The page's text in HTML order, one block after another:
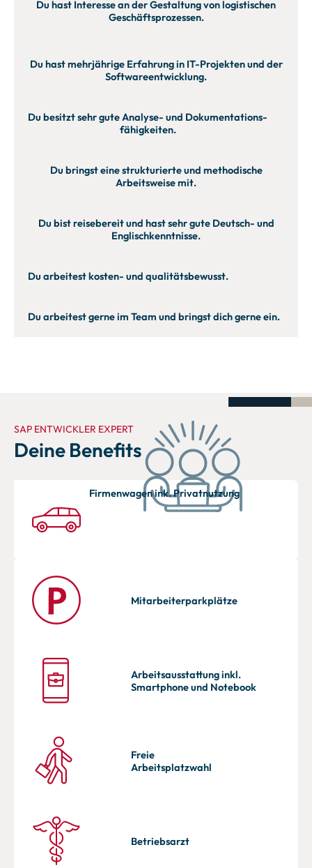
Du hast Interesse an der Gestaltung von logistischen
Geschäftsprozessen.
Du hast mehrjährige Erfahrung in IT-Projekten und der
Softwareentwicklung.
Du besitzt sehr gute Analyse- und Dokumentations-
fähigkeiten.
Du bringst eine strukturierte und methodische
Arbeitsweise mit.
Du bist reisebereit und hast sehr gute Deutsch- und
Englischkenntnisse.
Du arbeitest kosten- und qualitätsbewusst.
Du arbeitest gerne im Team und bringst dich gerne ein.
SAP ENTWICKLER EXPERT
Deine Benefits
Firmenwagen ink. Privatnutzung
Mitarbeiter­parkplätze
Arbeitsausstattung inkl.
Smartphone und Notebook
Freie
Arbeitsplatz­wahl
Betriebsarzt